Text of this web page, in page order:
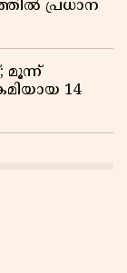
പ്രധാന
മൂന്ന്
14